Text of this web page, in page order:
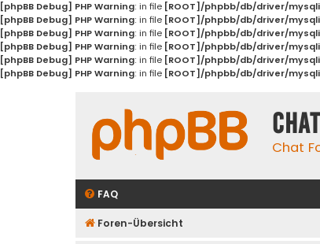
[phpBB Debug] PHP Warning: in file [ROOT]/phpbb/db/driver/
[phpBB Debug] PHP Warning: in file [ROOT]/phpbb/db/driver/
[phpBB Debug] PHP Warning: in file [ROOT]/phpbb/db/driver/
[phpBB Debug] PHP Warning: in file [ROOT]/phpbb/db/driver/
[phpBB Debug] PHP Warning: in file [ROOT]/phpbb/db/driver/
[phpBB Debug] PHP Warning: in file [ROOT]/phpbb/db/driver/
Chat
FAQ
Foren-Übersicht